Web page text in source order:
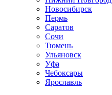
Новосибирск
Пермь
Саратов
Сочи
Тюмень
Ульяновск
Уфа
Чебоксары
Ярославль